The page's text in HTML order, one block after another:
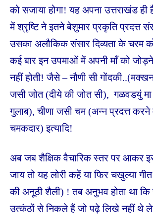
को सजाया होगा! यह अपना उत्तराखंड
में श्रृष्टि ने इतने बेशुमार प्रकृति प्रदत्त
उसका अलौकिक संसार दिव्यता के चरम
कई बार इन उपमाओं में अपनी माँ को
नहीं होती! जैसे – नौणी सी
जसी जोत (दीये की जोत सी), गळवडयुं मा
गुलाब), चीणा जसी चम (अन्न प्रदत्त करने
चमकदार) इत्यादि!
अब जब शैक्षिक वैचारिक स्तर पर आकर
जाय तो यह लोरी कहें या फिर चखुल्या गीत
की अनूठी शैली) ! तब अनुभव होता था कि
उत्कंठों से निकले हैं जो पढ़े लिखे नहीं थे